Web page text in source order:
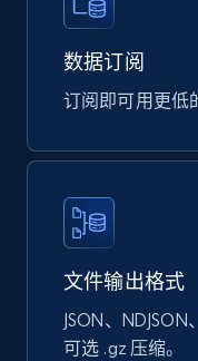
912+
URL, Sku,
eCommerce
数据订阅
订阅即可用更低
文件输出格式
JSON、NDJSON
可选 .gz 压缩。